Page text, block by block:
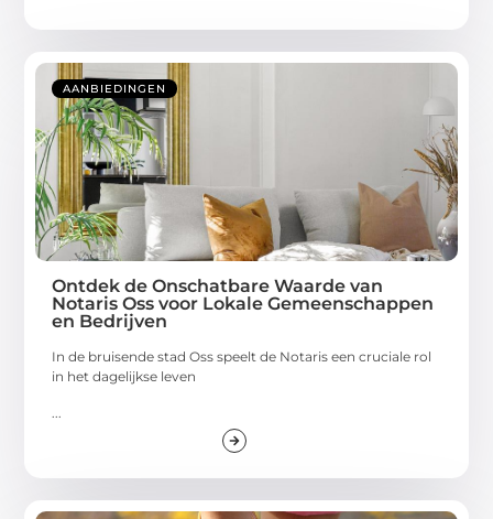
AANBIEDINGEN
Ontdek de Onschatbare Waarde van
Notaris Oss voor Lokale Gemeenschappen
en Bedrijven
In de bruisende stad Oss speelt de Notaris een cruciale rol
in het dagelijkse leven